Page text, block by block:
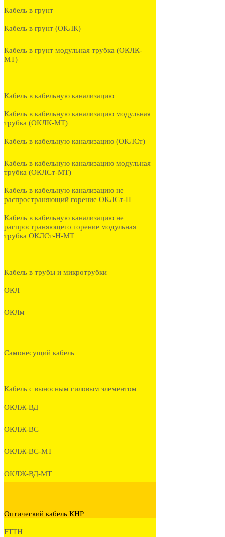
Кабель в грунт
Кабель в грунт (ОКЛК)
Кабель в грунт модульная трубка (ОКЛК-
МТ)
Кабель в кабельную канализацию
Кабель в кабельную канализацию модульная
трубка (ОКЛК-МТ)
Кабель в кабельную канализацию (ОКЛСт)
Кабель в кабельную канализацию модульная
трубка (ОКЛСт-МТ)
Кабель в кабельную канализацию не
распространяющий горение ОКЛСт-Н
Кабель в кабельную канализацию не
распространяющего горение модульная
трубка ОКЛСт-Н-МТ
Кабель в трубы и микротрубки
ОКЛ
ОКЛм
Самонесущий кабель
Кабель с выносным силовым элементом
ОКЛЖ-ВД
ОКЛЖ-ВС
ОКЛЖ-ВС-МТ
ОКЛЖ-ВД-МТ
Оптический кабель КНР
FTTH